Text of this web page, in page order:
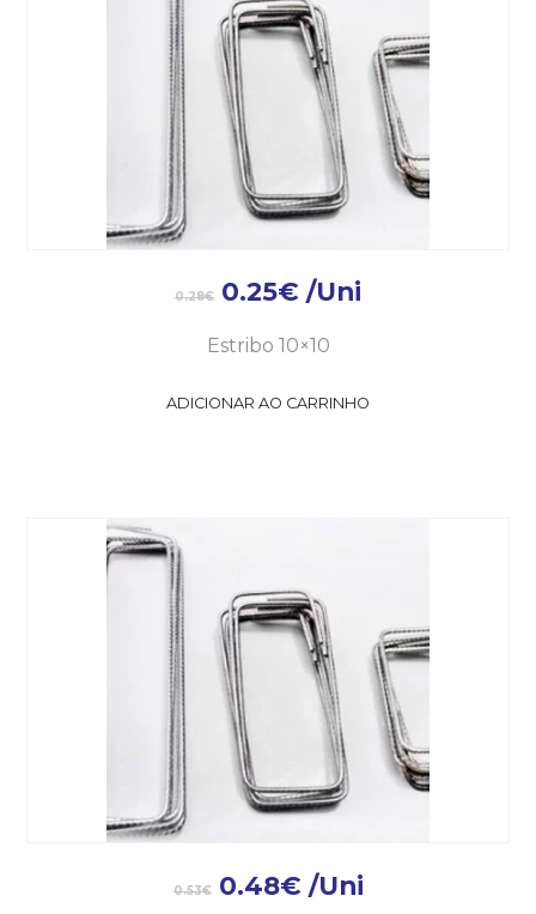
0.28€ 0.25€ /Uni
Estribo 10×10
ADICIONAR AO CARRINHO
0.53€ 0.48€ /Uni